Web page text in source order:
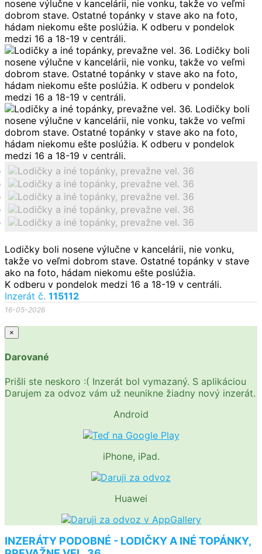
Lodičky boli nosene výlučne v kancelárii, nie vonku,
takže vo veľmi dobrom stave. Ostatné topánky v stave
ako na foto, hádam niekomu ešte poslúžia.
K odberu v pondelok medzi 16 a 18-19 v centráli.
Inzerát č. 115112
16-05-2026
×
Darované
Prišli ste neskoro :( Inzerát bol vymazaný. S aplikáciou
Darujem za odvoz vám už neunikne žiadny nový inzerát.
Android
iPhone, iPad.
Huawei
INZERÁTY PODOBNÉ - LODIČKY A INÉ TOPÁNKY,